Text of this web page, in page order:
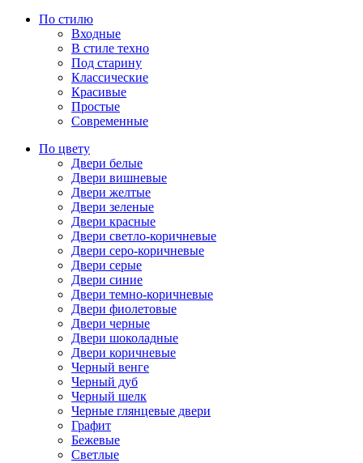
По стилю
Входные
В стиле техно
Под старину
Классические
Красивые
Простые
Современные
По цвету
Двери белые
Двери вишневые
Двери желтые
Двери зеленые
Двери красные
Двери светло-коричневые
Двери серо-коричневые
Двери серые
Двери синие
Двери темно-коричневые
Двери фиолетовые
Двери черные
Двери шоколадные
Двери коричневые
Черный венге
Черный дуб
Черный шелк
Черные глянцевые двери
Графит
Бежевые
Светлые